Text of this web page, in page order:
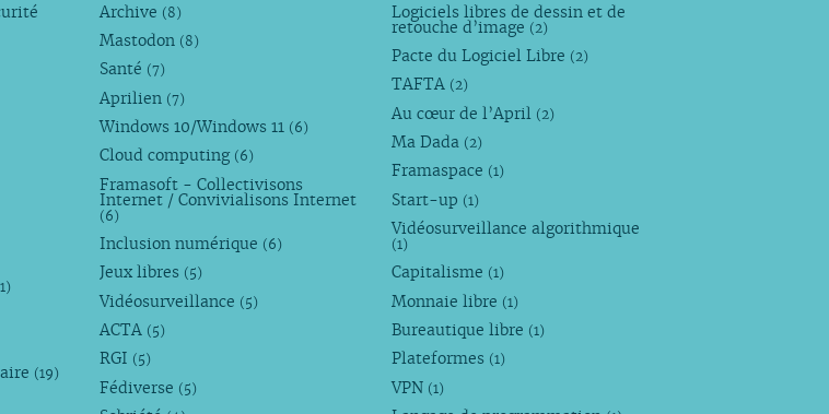
(19)
Archive (8)
Mastodon (8)
Santé (7)
Aprilien (7)
Windows 10/Windows 11 (6)
Cloud computing (6)
Framasoft - Collectivisons
Internet / Convivialisons Internet
(6)
Inclusion numérique (6)
Jeux libres (5)
Vidéosurveillance (5)
ACTA (5)
RGI (5)
Fédiverse (5)
Logiciels libres de dessin et de
retouche d’image (2)
Pacte du Logiciel Libre (2)
TAFTA (2)
Au cœur de l’April (2)
Ma Dada (2)
Framaspace (1)
Start-up (1)
Vidéosurveillance algorithmique
(1)
Capitalisme (1)
Monnaie libre (1)
Bureautique libre (1)
Plateformes (1)
VPN (1)